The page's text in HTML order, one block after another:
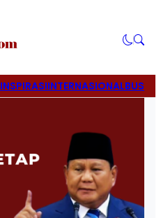
INSPIRASIINTERNASIONAL